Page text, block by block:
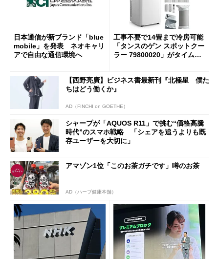
日本通信が新ブランド「blue
mobile」を発表 ネオキャリ
アで自由な通信環境へ
工事不要で14畳まで冷房可能
「タンスのゲン スポットクー
ラー 79800020」がタイムセ
【西野亮廣】ビジネス書最新刊『北極星 僕た
ちはどう働くか』
AD（FINCHI on GOETHE）
シャープが「AQUOS R11」で挑む“価格高騰
時代”のスマホ戦略 「シェアを追うよりも既
存ユーザーを大切に」
アマゾン1位「このお茶ガチです」噂のお茶
AD（ハーブ健康本舗）